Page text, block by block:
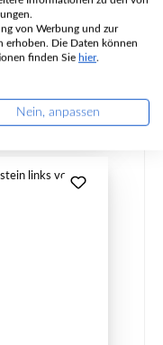
Meter)
von Werbung und zur
erhoben. Die Daten können
finden Sie hier.
Nein, anpassen